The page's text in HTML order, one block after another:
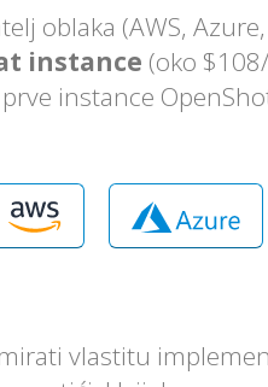
oblaka (AWS,
instance (oko
instance
vlastitu